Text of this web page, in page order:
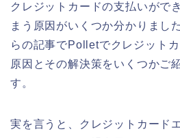
クレジットカードの支払いがで
まう原因がいくつか分かりまし
らの記事でPolletでクレジット
原因とその解決策をいくつかご
す。
実を言うと、クレジットカード